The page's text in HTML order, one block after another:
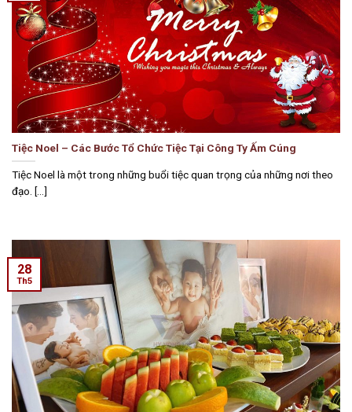
Tiệc Noel – Các Bước Tổ Chức Tiệc Tại Công Ty Ấm Cúng
Tiệc Noel là một trong những buổi tiệc quan trọng của những nơi theo
đạo. [...]
28
Th5